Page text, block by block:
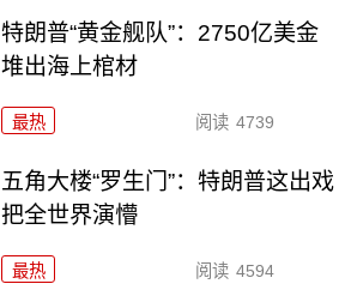
特朗普“黄金舰队”：2750亿美金
堆出海上棺材
最热 阅读 4739
五角大楼“罗生门”：特朗普这出戏
把全世界演懵
最热 阅读 4594